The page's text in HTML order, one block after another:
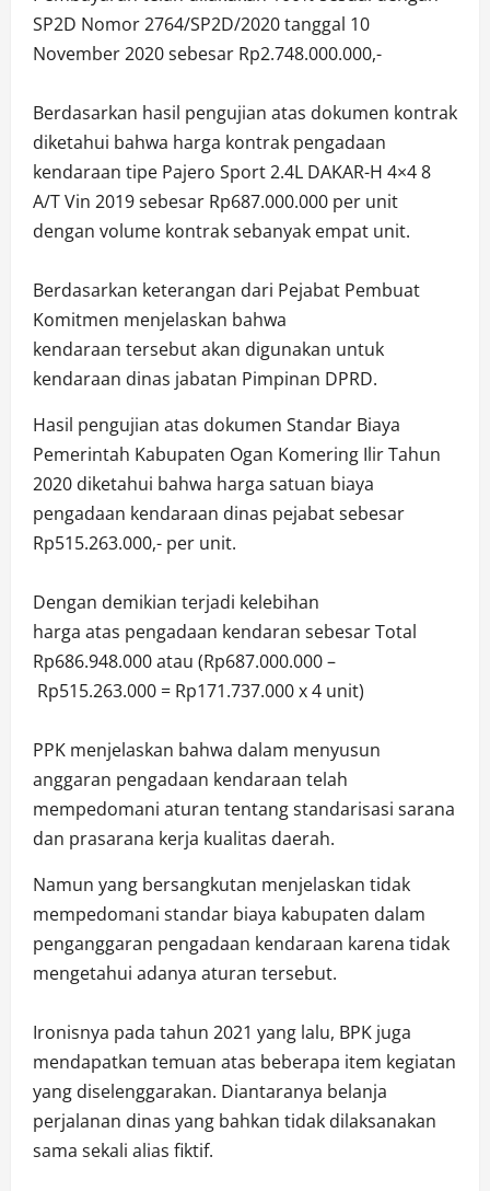
SP2D Nomor 2764/SP2D/2020 tanggal 10
November 2020 sebesar Rp2.748.000.000,-
Berdasarkan hasil pengujian atas dokumen kontrak
diketahui bahwa harga kontrak pengadaan
kendaraan tipe Pajero Sport 2.4L DAKAR-H 4×4 8
A/T Vin 2019 sebesar Rp687.000.000 per unit
dengan volume kontrak sebanyak empat unit.
Berdasarkan keterangan dari Pejabat Pembuat
Komitmen menjelaskan bahwa
kendaraan tersebut akan digunakan untuk
kendaraan dinas jabatan Pimpinan DPRD.
Hasil pengujian atas dokumen Standar Biaya
Pemerintah Kabupaten Ogan Komering Ilir Tahun
2020 diketahui bahwa harga satuan biaya
pengadaan kendaraan dinas pejabat sebesar
Rp515.263.000,- per unit.
Dengan demikian terjadi kelebihan
harga atas pengadaan kendaran sebesar Total
Rp686.948.000 atau (Rp687.000.000 –
Rp515.263.000 = Rp171.737.000 x 4 unit)
PPK menjelaskan bahwa dalam menyusun
anggaran pengadaan kendaraan telah
mempedomani aturan tentang standarisasi sarana
dan prasarana kerja kualitas daerah.
Namun yang bersangkutan menjelaskan tidak
mempedomani standar biaya kabupaten dalam
penganggaran pengadaan kendaraan karena tidak
mengetahui adanya aturan tersebut.
Ironisnya pada tahun 2021 yang lalu, BPK juga
mendapatkan temuan atas beberapa item kegiatan
yang diselenggarakan. Diantaranya belanja
perjalanan dinas yang bahkan tidak dilaksanakan
sama sekali alias fiktif.